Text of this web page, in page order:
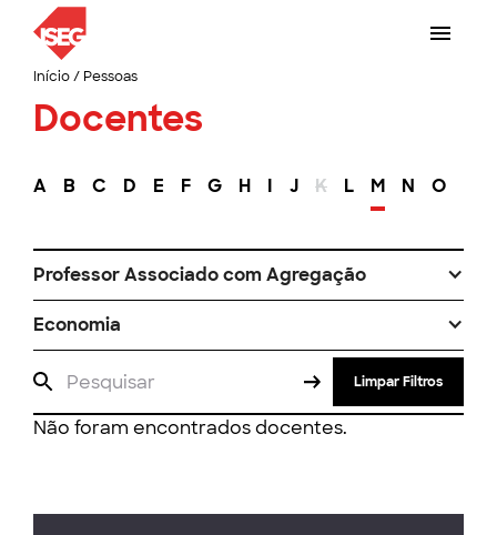
Início/ Pessoas
Docentes
A B C D E F G H I J K L M N O
Professor Associado com Agregação
Economia
Limpar Filtros
Não foram encontrados docentes.